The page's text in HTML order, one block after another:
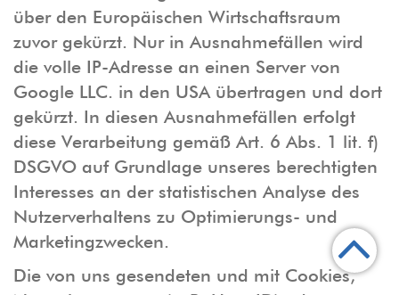
über den Europäischen Wirtschaftsraum
zuvor gekürzt. Nur in Ausnahmefällen wird
die volle IP-Adresse an einen Server von
Google LLC. in den USA übertragen und dort
gekürzt. In diesen Ausnahmefällen erfolgt
diese Verarbeitung gemäß Art. 6 Abs. 1 lit. f)
DSGVO auf Grundlage unseres berechtigten
Interesses an der statistischen Analyse des
Nutzerverhaltens zu Optimierungs- und
Marketingzwecken.
Die von uns gesendeten und mit Cookies,